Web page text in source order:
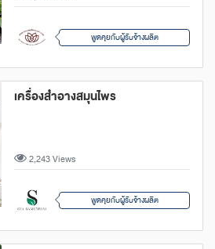
พูดคุยกับผู้รับจ้างผลิต
เครื่องสำอางสมุนไพร
2,243 Views
พูดคุยกับผู้รับจ้างผลิต